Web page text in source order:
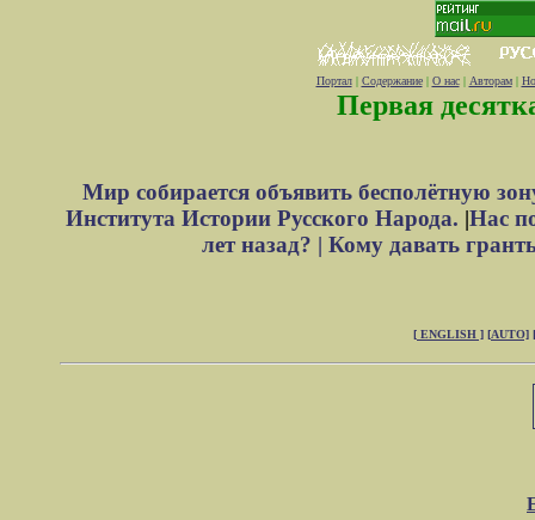
Портал| Содержание| О нас| Авторам|
Первая
Мир собирается объявить бесполётную
Института Истории Русского Народа. |Нас
лет назад? | Кому давать
[ ENGLISH ] [AUTO]